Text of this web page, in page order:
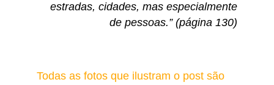
estradas, cidades, mas especialmente
de pessoas.” (página 130)
Todas as fotos que ilustram o post são